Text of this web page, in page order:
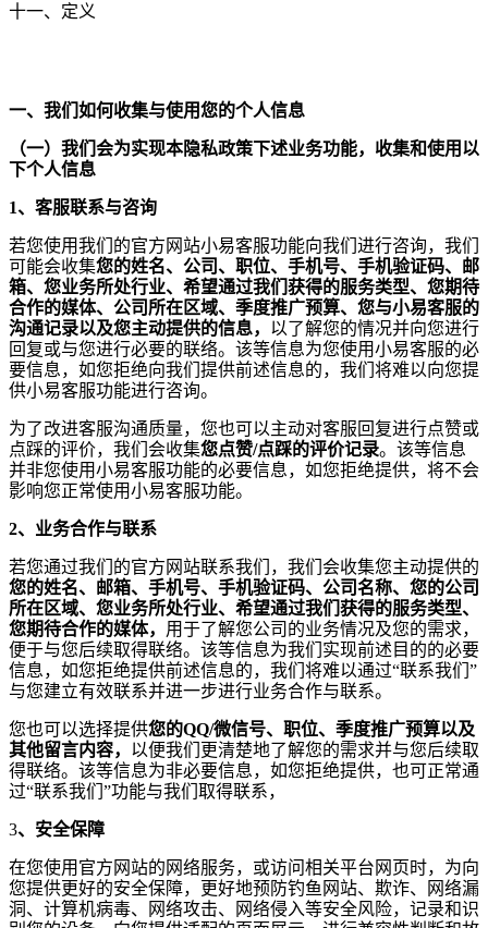
十一、定义
一、我们如何收集与使用您的个人信息
（一）我们会为实现本隐私政策下述业务功能，收集和使用以
下个人信息
1、客服联系与咨询
若您使用我们的官方网站小易客服功能向我们进行咨询，我们
可能会收集您的姓名、公司、职位、手机号、手机验证码、邮
箱、您业务所处行业、希望通过我们获得的服务类型、您期待
合作的媒体、公司所在区域、季度推广预算、您与小易客服的
沟通记录以及您主动提供的信息， 以了解您的情况并向您进行
回复或与您进行必要的联络。该等信息为您使用小易客服的必
要信息，如您拒绝向我们提供前述信息的，我们将难以向您提
供小易客服功能进行咨询。
为了改进客服沟通质量，您也可以主动对客服回复进行点赞或
点踩的评价，我们会收集您点赞/点踩的评价记录。该等信息
并非您使用小易客服功能的必要信息，如您拒绝提供，将不会
影响您正常使用小易客服功能。
2、业务合作与联系
若您通过我们的官方网站联系我们，我们会收集您主动提供的
您的姓名、邮箱、手机号、手机验证码、公司名称、您的公司
所在区域、您业务所处行业、希望通过我们获得的服务类型、
您期待合作的媒体， 用于了解您公司的业务情况及您的需求，
便于与您后续取得联络。该等信息为我们实现前述目的的必要
信息，如您拒绝提供前述信息的，我们将难以通过“联系我们 ”
与您建立有效联系并进一步进行业务合作与联系。
您也可以选择提供您的QQ/微信号、职位、季度推广预算以及
其他留言内容， 以便我们更清楚地了解您的需求并与您后续取
得联络。该等信息为非必要信息，如您拒绝提供，也可正常通
过“联系我们 ”功能与我们取得联系，
3、安全保障
在您使用官方网站的网络服务，或访问相关平台网页时，为向
您提供更好的安全保障，更好地预防钓鱼网站、欺诈、网络漏
洞、计算机病毒、网络攻击、网络侵入等安全风险，记录和识